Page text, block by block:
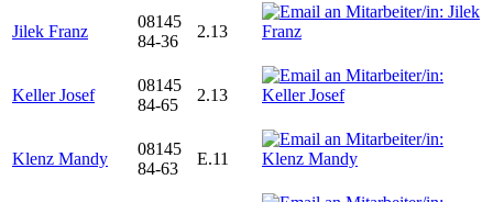
Jilek Franz
08145
84-36
2.13
Keller Josef
08145
84-65
2.13
Klenz Mandy
08145
84-63
E.11